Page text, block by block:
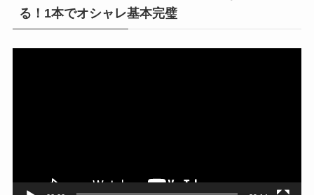
る！1本でオシャレ基本完璧